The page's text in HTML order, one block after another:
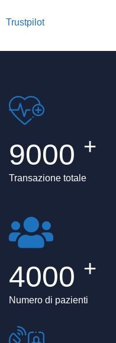
Trustpilot
9000 +
Transazione totale
4000 +
Numero di pazienti